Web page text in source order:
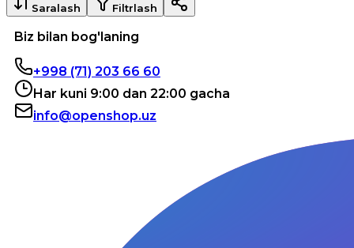
Saralash Filtrlash
Biz bilan bog'laning
+998 (71) 203 66 60
Har kuni 9:00 dan 22:00 gacha
info@openshop.uz